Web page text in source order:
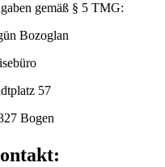
gemäß § 5 TMG:
Bozoglan
57
Bogen